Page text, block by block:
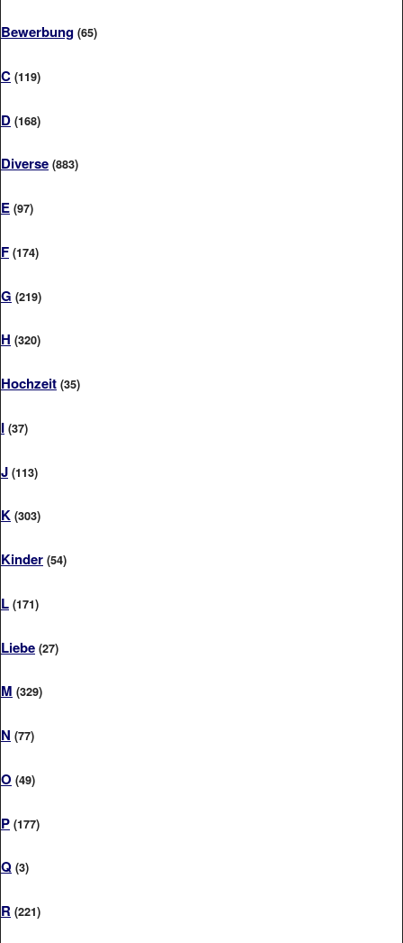
Bewerbung (65)
C (119)
D (168)
Diverse (883)
E (97)
F (174)
G (219)
H (320)
Hochzeit (35)
I (37)
J (113)
K (303)
Kinder (54)
L (171)
Liebe (27)
M (329)
N (77)
O (49)
P (177)
Q (3)
R (221)